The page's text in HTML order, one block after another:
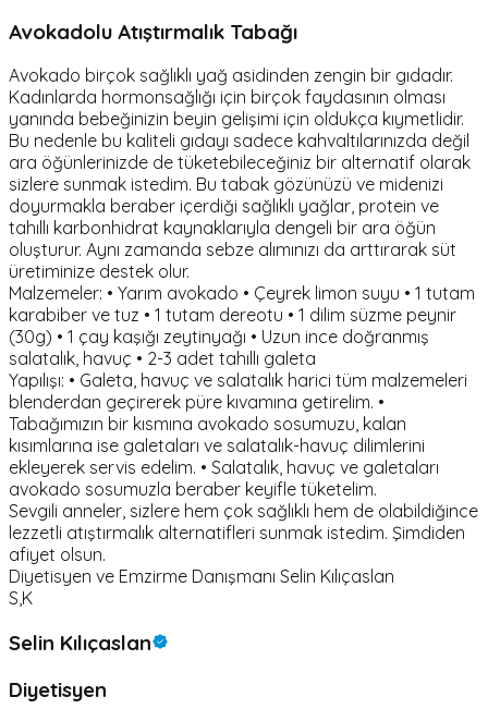
Avokadolu Atıştırmalık Tabağı
Avokado birçok sağlıklı yağ asidinden zengin bir gıdadır.
Kadınlarda hormonsağlığı için birçok faydasının olması
yanında bebeğinizin beyin gelişimi için oldukça kıymetlidir.
Bu nedenle bu kaliteli gıdayı sadece kahvaltılarınızda değil
ara öğünlerinizde de tüketebileceğiniz bir alternatif olarak
sizlere sunmak istedim. Bu tabak gözünüzü ve midenizi
doyurmakla beraber içerdiği sağlıklı yağlar, protein ve
tahıllı karbonhidrat kaynaklarıyla dengeli bir ara öğün
oluşturur. Aynı zamanda sebze alımınızı da arttırarak süt
üretiminize destek olur.
Malzemeler: • Yarım avokado • Çeyrek limon suyu • 1 tutam
karabiber ve tuz • 1 tutam dereotu • 1 dilim süzme peynir
(30g) • 1 çay kaşığı zeytinyağı • Uzun ince doğranmış
salatalık, havuç • 2-3 adet tahıllı galeta
Yapılışı: • Galeta, havuç ve salatalık harici tüm malzemeleri
blenderdan geçirerek püre kıvamına getirelim. •
Tabağımızın bir kısmına avokado sosumuzu, kalan
kısımlarına ise galetaları ve salatalık-havuç dilimlerini
ekleyerek servis edelim. • Salatalık, havuç ve galetaları
avokado sosumuzla beraber keyifle tüketelim.
Sevgili anneler, sizlere hem çok sağlıklı hem de olabildiğince
lezzetli atıştırmalık alternatifleri sunmak istedim. Şimdiden
afiyet olsun.
Diyetisyen ve Emzirme Danışmanı Selin Kılıçaslan
S,K
Selin Kılıçaslan
Diyetisyen